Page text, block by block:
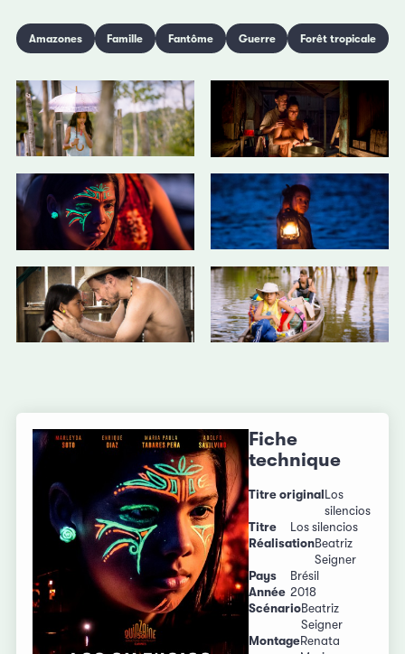
Amazones Famille Fantôme Guerre Forêt tropicale
Fiche
technique
Titre original Los
silencios
Titre
Los silencios
RéalisationBeatriz
Seigner
Pays
Brésil
Année 2018
ScénarioBeatriz
Seigner
MontageRenata